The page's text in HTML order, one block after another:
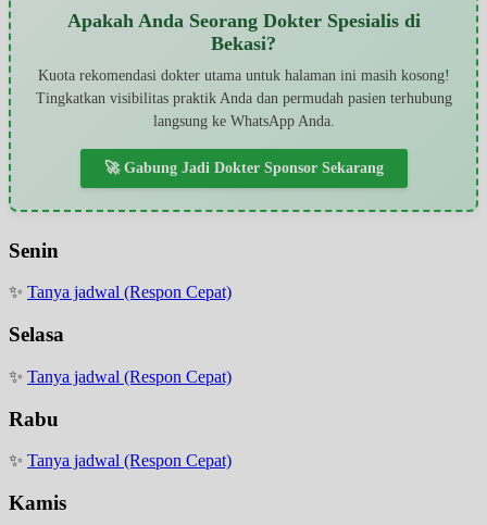
Apakah Anda Seorang Dokter Spesialis di
Bekasi?
Kuota rekomendasi dokter utama untuk halaman ini masih kosong!
Tingkatkan visibilitas praktik Anda dan permudah pasien terhubung
langsung ke WhatsApp Anda.
🚀 Gabung Jadi Dokter Sponsor Sekarang
Senin
✨ Tanya jadwal (Respon Cepat)
Selasa
✨ Tanya jadwal (Respon Cepat)
Rabu
✨ Tanya jadwal (Respon Cepat)
Kamis